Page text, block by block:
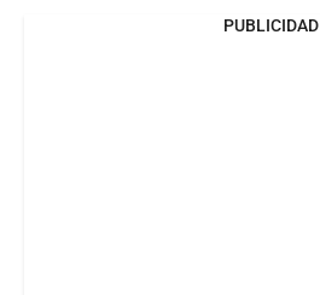
PUBLICIDAD